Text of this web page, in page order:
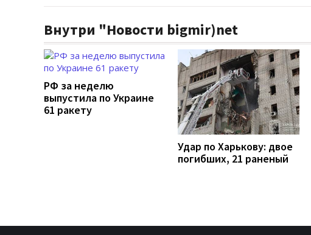
Внутри "Новости bigmir)net
РФ за неделю
выпустила по Украине
61 ракету
Удар по Харькову: двое
погибших, 21 раненый